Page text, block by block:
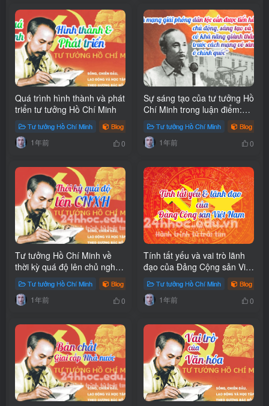
Quá trình hình thành và phát
triển tư tưởng Hồ Chí Minh
Tư tưởng Hồ Chí Minh Blog # Tư tưởng Hồ Chí Minh
1年前 0
Sự sáng tạo của tư tưởng Hồ
Chí Minh trong luận điểm:
“Cách mạng giải phóng dân
tộc cần được tiến hành chủ
động, sáng tạo và có khả
cách mạng vô sản ở chính
quốc”
Tư tưởng Hồ Chí Minh Blog
1年前 0
Tư tưởng Hồ Chí Minh về
thời kỳ quá độ lên chủ nghĩa
xã hội ở Việt Nam
Tư tưởng Hồ Chí Minh Blog
1年前 0
Tính tất yếu và vai trò lãnh
đạo của Đảng Cộng sản Việt
NamTư tưởng Hồ Chí Minh Blog
1年前 0